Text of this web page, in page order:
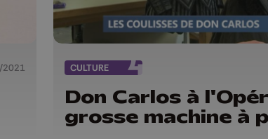
CULTURE
Don Carlos à
grosse machine à